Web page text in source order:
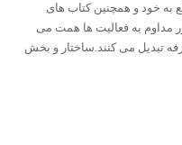
به خود و همچنین کتاب های
مداوم به فعالیت ها همت می
تبدیل می کنند.ساختار و بخش